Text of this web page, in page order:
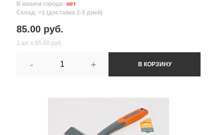
В вашем городе: нет
Склад: >1 (доставка 2-5 дней)
85.00 руб.
1 шт х 85.00 руб.
- + В КОРЗИНУ